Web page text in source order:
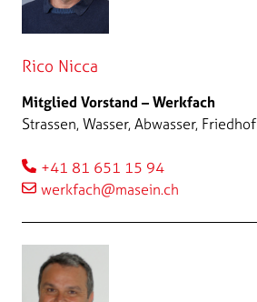
Rico Nicca
Mitglied Vorstand – Werkfach
Strassen, Wasser, Abwasser, Friedhof
+41 81 651 15 94
werkfach@masein.ch